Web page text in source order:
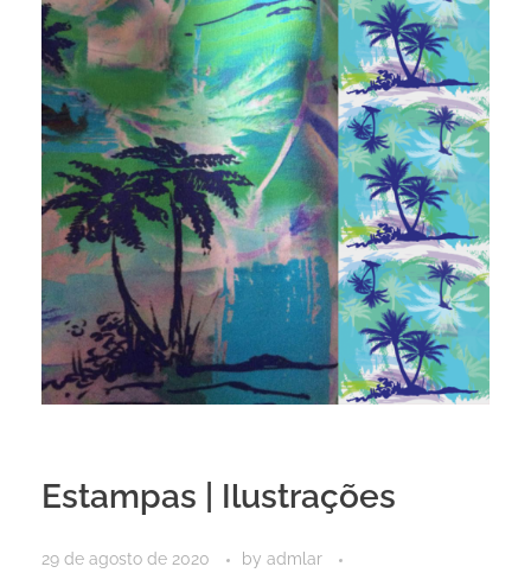
Estampas | Ilustrações
29 de agosto de 2020 by admlar